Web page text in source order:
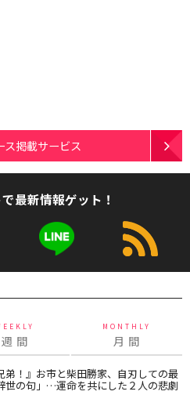
ス掲載サービス
最新情報ゲット！
週 間
MONTHLY
月 間
弟！』お市と柴田勝家、自刃しての最
世の句」…運命を共にした２人の悲劇